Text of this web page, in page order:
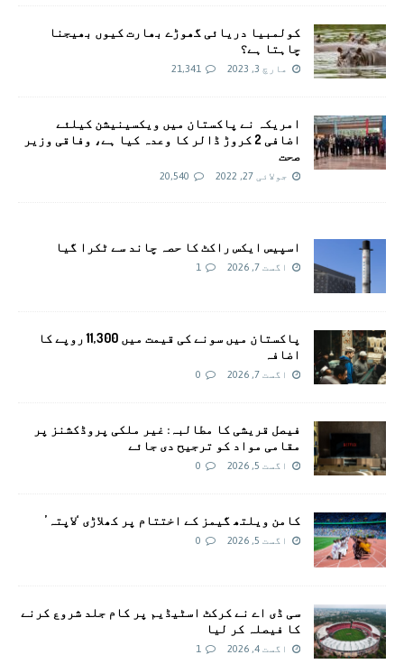
کولمبیا دریائی گھوڑے بھارت کیوں بھیجنا
چاہتا ہے؟
مارچ 3, 2023 21,341
امريکہ نے پاکستان میں ویکسینیشن کیلئے
اضافی 2 کروڑ ڈالر کا وعدہ کیا ہے، وفاقی وزیر
صحت
جولائی 27, 2022 20,540
اسپیس ایکس راکٹ کا حصہ چاند سے ٹکرا گیا
اگست 7, 2026 1
پاکستان میں سونے کی قیمت میں 11,300 روپے کا
اضافہ
اگست 7, 2026 0
فیصل قریشی کا مطالبہ: غیر ملکی پروڈکشنز پر
مقامی مواد کو ترجیح دی جائے
اگست 5, 2026 0
کامن ویلتھ گیمز کے اختتام پر کھلاڑی ‘لاپتہ’
اگست 5, 2026 0
سی ڈی اے نے کرکٹ اسٹیڈیم پر کام جلد شروع کرنے
کا فیصلہ کر لیا
اگست 4, 2026 1